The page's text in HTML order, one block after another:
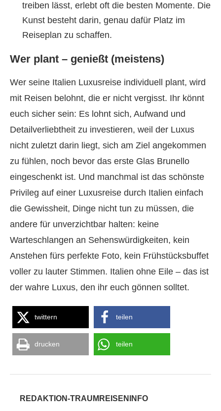
treiben lässt, erlebt oft die besten Momente. Die
Kunst besteht darin, genau dafür Platz im
Reiseplan zu schaffen.
Wer plant – genießt (meistens)
Wer seine Italien Luxusreise individuell plant, wird
mit Reisen belohnt, die er nicht vergisst. Ihr könnt
euch sicher sein: Es lohnt sich, Aufwand und
Detailverliebtheit zu investieren, weil der Luxus
nicht zuletzt darin liegt, sich am Ziel angekommen
zu fühlen, noch bevor das erste Glas Brunello
eingeschenkt ist. Und manchmal ist das schönste
Privileg auf einer Luxusreise durch Italien einfach
die Gewissheit, Dinge nicht tun zu müssen, die
andere für unverzichtbar halten: keine
Warteschlangen an Sehenswürdigkeiten, kein
Anstehen fürs perfekte Foto, kein Frühstücksbuffet
voller zu lauter Stimmen. Italien ohne Eile – das ist
der wahre Luxus, den ihr euch gönnen solltet.
twittern teilen
drucken teilen
REDAKTION-TRAUMREISENINFO